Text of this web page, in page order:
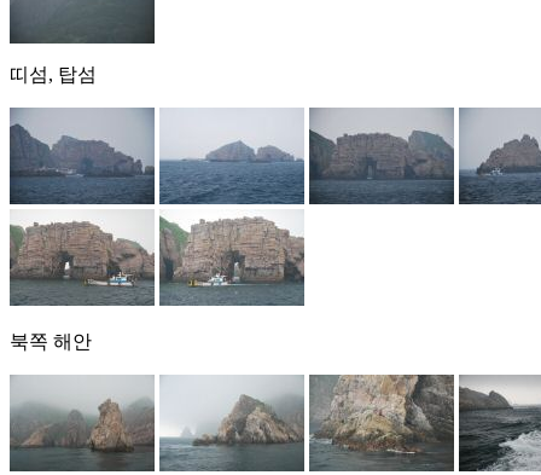
띠섬, 탑섬
북쪽 해안